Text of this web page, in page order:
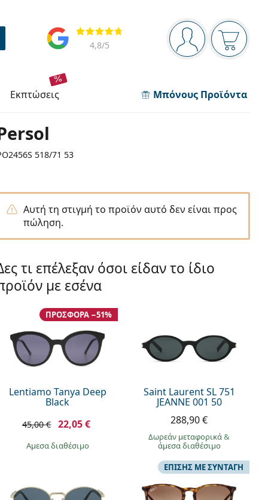
Πίνακας πλοήγησης
Είστε
Το
Αξιολογήσεις
4,8/5
εκπτώσεις Μπόνους Προϊόντα
518/71 53
Αυτή τη στιγμή το προϊόν αυτό δεν είναι προς
πώληση.
τι επέλεξαν όσοι είδαν το ίδιο
με εσένα
Lentiamo Tanya Deep
Black
ΠΡΟΣΦΟΡΆ −51%
45,00 € 22,05 €
άμεσα διαθέσιμο
Saint Laurent SL 751
JEANNE 001 50
288,90 €
Δωρεάν μεταφορικά&
άμεσα διαθέσιμο
ΕΠΊΣΗΣ ΜΕ ΣΥΝΤΑΓΉ